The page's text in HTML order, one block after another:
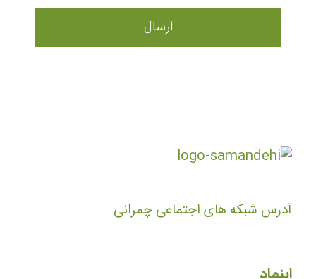
آدرس شبکه های اجتماعی چمرانی